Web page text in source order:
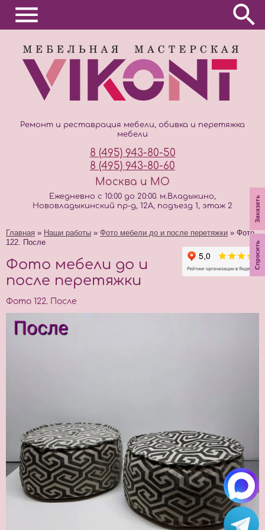
Ремонт и реставрация мебели, обивка и перетяжка
мебели
8 (495) 943-80-50
8 (495) 943-80-60
Москва и МО
Ежедневно с 10:00 до 20:00. м.Владыкино,
Нововладыкинский пр-д, 12А, подъезд 1, этаж 2
Главная » Наши работы » Фото мебели до и после перетяжки » Фото
122. После
Фото мебели до и
после перетяжки
Фото 122. После